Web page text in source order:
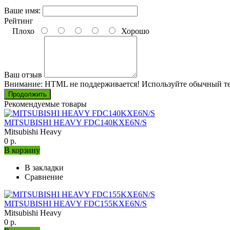
Ваше имя:
Рейтинг
Плохо
Хорошо
Ваш отзыв
Внимание: HTML не поддерживается! Используйте обычный
Продолжить
Рекомендуемые товары
MITSUBISHI HEAVY FDC140KXE6N/S
Mitsubishi Heavy
0 р.
В корзину
В закладки
Сравнение
MITSUBISHI HEAVY FDC155KXE6N/S
Mitsubishi Heavy
0 р.